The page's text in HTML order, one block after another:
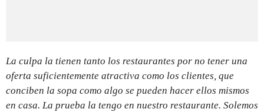
La culpa la tienen tanto los restaurantes por no tener una
oferta suficientemente atractiva como los clientes, que
conciben la sopa como algo se pueden hacer ellos mismos
en casa. La prueba la tengo en nuestro restaurante. Solemos